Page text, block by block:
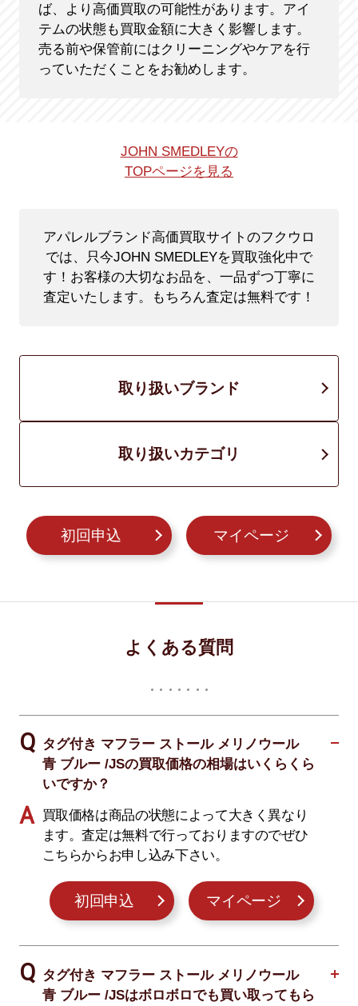
ば、より高価買取の可能性があります。アイ
テムの状態も買取金額に大きく影響します。
売る前や保管前にはクリーニングやケアを行
っていただくことをお勧めします。
JOHN SMEDLEYの
TOPページを見る
アパレルブランド高価買取サイトのフクウロ
では、只今JOHN SMEDLEYを買取強化中で
す！ お客様の大切なお品を、一品ずつ丁寧に
査定いたします。もちろん査定は無料です！
取り扱いブランド
取り扱いカテゴリ
初回申込 マイページ
よくある質問
タグ付き マフラー ストール メリノウール
青 ブルー /JSの買取価格の相場はいくらくら
いですか？
買取価格は商品の状態によって大きく異なり
ます。査定は無料で行っておりますのでぜひ
こちらからお申し込み下さい。
初回申込 マイページ
タグ付き マフラー ストール メリノウール
青 ブルー /JSはボロボロでも買い取ってもら